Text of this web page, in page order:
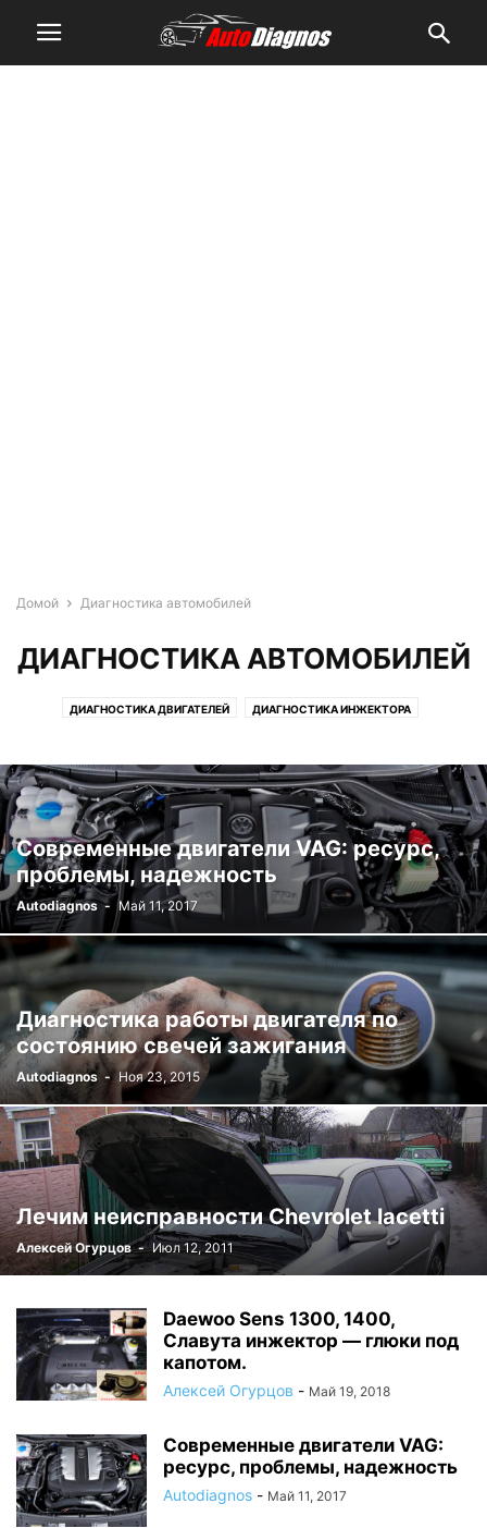
Домой Диагностика автомобилей
ДИАГНОСТИКА АВТОМОБИЛЕЙ
ДИАГНОСТИКА ДВИГАТЕЛЕЙ ДИАГНОСТИКА ИНЖЕКТОРА
Современные двигатели VAG: ресурс,
проблемы, надежность
Autodiagnos - Май 11, 2017
Диагностика работы двигателя по
состоянию свечей зажигания
Autodiagnos - Ноя 23, 2015
Лечим неисправности Chevrolet lacetti
Алексей Огурцов - Июл 12, 2011
Daewoo Sens 1300, 1400,
Славута инжектор — глюки под
капотом.
Алексей Огурцов - Май 19, 2018
Современные двигатели VAG:
ресурс, проблемы, надежность
Autodiagnos - Май 11, 2017